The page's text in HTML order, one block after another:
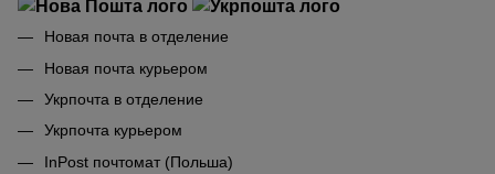
Новая почта в отделение
Новая почта курьером
Укрпочта в отделение
Укрпочта курьером
InPost почтомат (Польша)